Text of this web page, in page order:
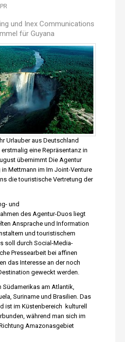
und Inex Communications
für Guyana
Urlauber aus Deutschland
eine Repräsentanz in
übernimmt Die Agentur
Mettmann im Im Joint-Venture
die touristische Vertretung der
und
des Agentur-Duos liegt
Ansprache und Information
und touristischem
soll durch Social-Media-
Pressearbeit bei affinen
das Interesse an der noch
geweckt werden.
Südamerikas am Atlantik,
Suriname und Brasilien. Das
ist im Küstenbereich kulturell
während man sich im
Amazonasgebiet